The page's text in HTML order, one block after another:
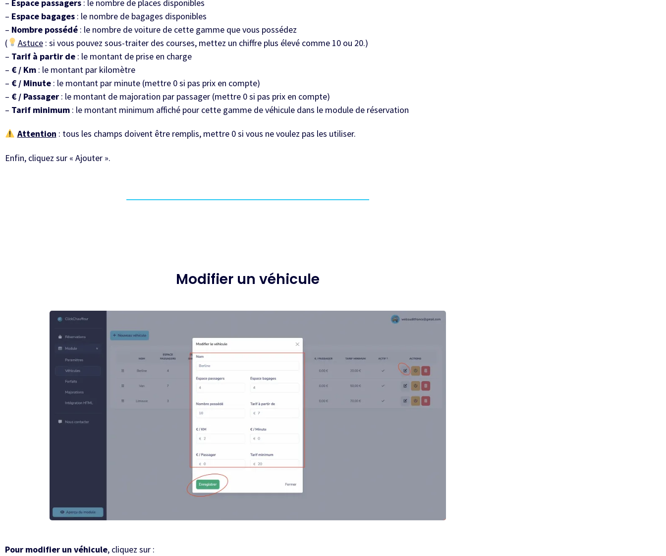
– Espace passagers : le nombre de places disponibles
– Espace bagages : le nombre de bagages disponibles
– Nombre possédé : le nombre de voiture de cette gamme que vous possédez
(
Astuce: si vous pouvez sous-traiter des courses, mettez un chiffre plus élevé comme 10 ou 20.)
– Tarif à partir de : le montant de prise en charge
– € / Km : le montant par kilomètre
– € / Minute : le montant par minute (mettre 0 si pas prix en compte)
– € / Passager : le montant de majoration par passager (mettre 0 si pas prix en compte)
– Tarif minimum : le montant minimum affiché pour cette gamme de véhicule dans le module de réservation
Attention : tous les champs doivent être remplis, mettre 0 si vous ne voulez pas les utiliser.
Enfin, cliquez sur « Ajouter ».
Modifier un véhicule
Pour modifier un véhicule, cliquez sur :